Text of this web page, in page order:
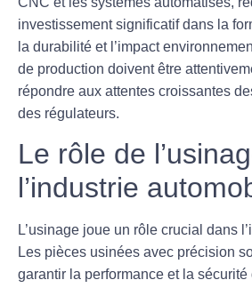
investissement significatif dans la
la durabilité et l’impact
de production doivent être
répondre aux attentes croissantes
des régulateurs.
Le rôle de
l’industrie
L’usinage joue un rôle crucial dans
Les pièces usinées avec précision
garantir la performance et la